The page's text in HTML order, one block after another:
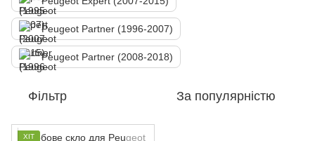
Peugeot Partner (1996-2007)
Peugeot Partner (2008-2018)
Фільтр За популярністю
ХІТ